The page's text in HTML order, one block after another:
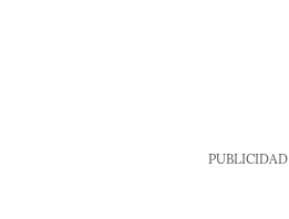
PUBLICIDAD